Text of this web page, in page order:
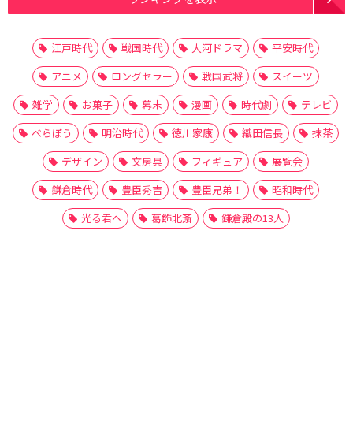
江戸時代 戦国時代 大河ドラマ
平安時代
アニメ
ロングセラー 戦国武将
スイーツ
雑学
お菓子 幕末 漫画 時代劇
テレビ
べらぼう
明治時代 徳川家康 織田信長
抹茶
デザイン
文房具 フィギュア
展覧会
鎌倉時代
豊臣秀吉 豊臣兄弟！
昭和時代
光る君へ
葛飾北斎 鎌倉殿の13人